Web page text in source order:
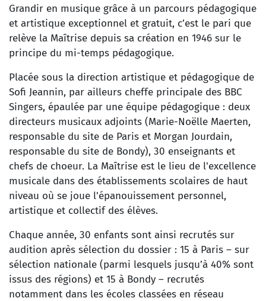
Grandir en musique grâce à un parcours pédagogique
et artistique exceptionnel et gratuit, c’est le pari que
relève la Maîtrise depuis sa création en 1946 sur le
principe du mi-temps pédagogique.
Placée sous la direction artistique et pédagogique de
Sofi Jeannin, par ailleurs cheffe principale des BBC
Singers, épaulée par une équipe pédagogique : deux
directeurs musicaux adjoints (Marie-Noëlle Maerten,
responsable du site de Paris et Morgan Jourdain,
responsable du site de Bondy), 30 enseignants et
chefs de choeur. La Maîtrise est le lieu de l'excellence
musicale dans des établissements scolaires de haut
niveau où se joue l'épanouissement personnel,
artistique et collectif des élèves.
Chaque année, 30 enfants sont ainsi recrutés sur
audition après sélection du dossier : 15 à Paris – sur
sélection nationale (parmi lesquels jusqu’à 40% sont
issus des régions) et 15 à Bondy – recrutés
notamment dans les écoles classées en réseau